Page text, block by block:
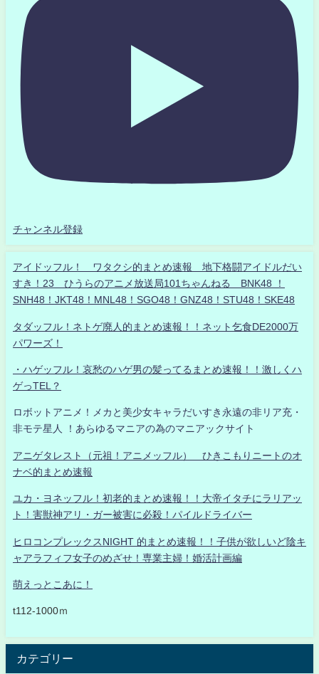
チャンネル登録
アイドッフル！ ワタクシ的まとめ速報 地下格闘アイドルだい
すき！23 ひうらのアニメ放送局101ちゃんねる BNK48 ！
SNH48！JKT48！MNL48！SGO48！GNZ48！STU48！SKE48
タダッフル！ネトゲ廃人的まとめ速報！！ネット乞食DE2000万
パワーズ！
・ハゲッフル！哀愁のハゲ男の髪ってるまとめ速報！！激しくハ
ゲっTEL？
ロボットアニメ！メカと美少女キャラだいすき永遠の非リア充・
非モテ星人 ！あらゆるマニアの為のマニアックサイト
アニゲタレスト（元祖！アニメッフル） ひきこもりニートのオ
ナベ的まとめ速報
ユカ・ヨネッフル！初老的まとめ速報！！大帝イタチにラリアッ
ト！害獣神アリ・ガー被害に必殺！パイルドライバー
ヒロコンプレックスNIGHT 的まとめ速報！！子供が欲しいど陰キ
ャアラフィフ女子のめざせ！専業主婦！婚活計画編
萌えっとこあに！
t112-1000ｍ
カテゴリー